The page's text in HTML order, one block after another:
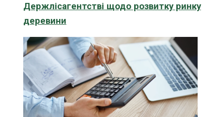
Держлісагентстві щодо розвитку ринку
деревини